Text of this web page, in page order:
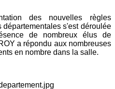
des nouvelles règles
s'est déroulée
de nombreux élus de
a répondu aux nombreuses
en nombre dans la salle.